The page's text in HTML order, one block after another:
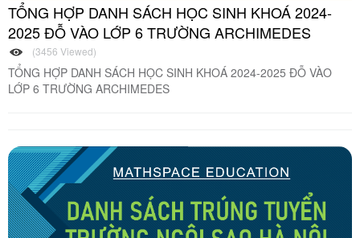
TỔNG HỢP DANH SÁCH HỌC SINH KHOÁ 2024-
2025 ĐỖ VÀO LỚP 6 TRƯỜNG ARCHIMEDES
(3456 Viewed)
TỔNG HỢP DANH SÁCH HỌC SINH KHOÁ 2024-2025 ĐỖ VÀO
LỚP 6 TRƯỜNG ARCHIMEDES